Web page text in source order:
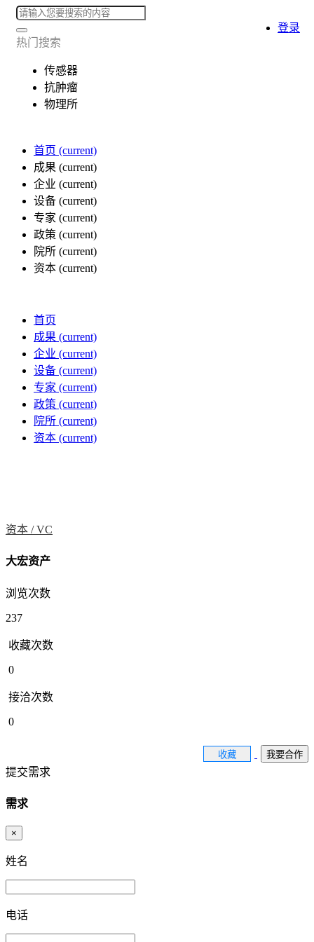
热门搜索
传感器
抗肿瘤
物理所
首页 (current)
成果 (current)
企业 (current)
设备 (current)
专家 (current)
政策 (current)
院所 (current)
资本 (current)
登录
首页
成果 (current)
企业 (current)
设备 (current)
专家 (current)
政策 (current)
院所 (current)
资本 (current)
资本 /VC
大宏资产
浏览次数
237
收藏次数
0
接洽次数
0
收藏 我要合作
提交需求
需求
×
姓名
电话